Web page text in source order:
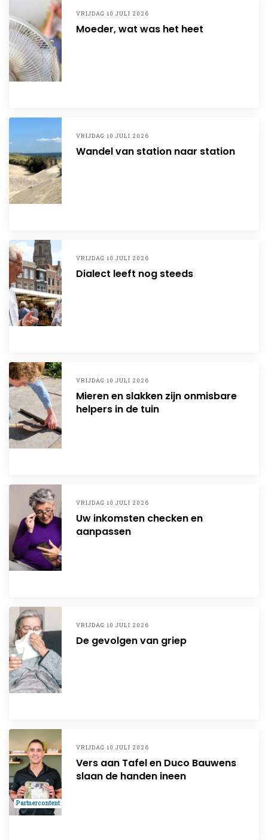
VRIJDAG 10 JULI 2026
Moeder, wat was het heet
VRIJDAG 10 JULI 2026
Wandel van station naar station
VRIJDAG 10 JULI 2026
Dialect leeft nog steeds
VRIJDAG 10 JULI 2026
Mieren en slakken zijn onmisbare
helpers in de tuin
VRIJDAG 10 JULI 2026
Uw inkomsten checken en
aanpassen
VRIJDAG 10 JULI 2026
De gevolgen van griep
VRIJDAG 10 JULI 2026
Vers aan Tafel en Duco Bauwens
slaan de handen ineen
Partnercontent